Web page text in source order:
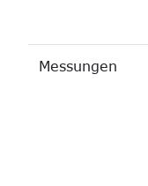
Messungen